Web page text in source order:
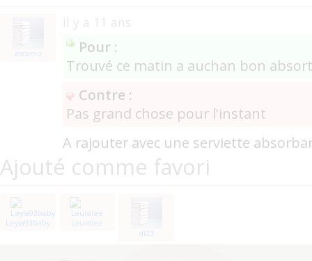
ascanio
il y a 11 ans
Pour :
Trouvé ce matin a auchan bon
Contre :
Pas grand chose pour l'instant
A rajouter avec une serviette
Ajouté comme favori
Leyla93baby
Lauralee
di23